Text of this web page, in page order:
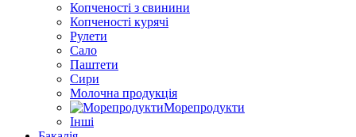
Копченості з свинини
Копченості курячі
Рулети
Сало
Паштети
Сири
Молочна продукція
Морепродукти
Інші